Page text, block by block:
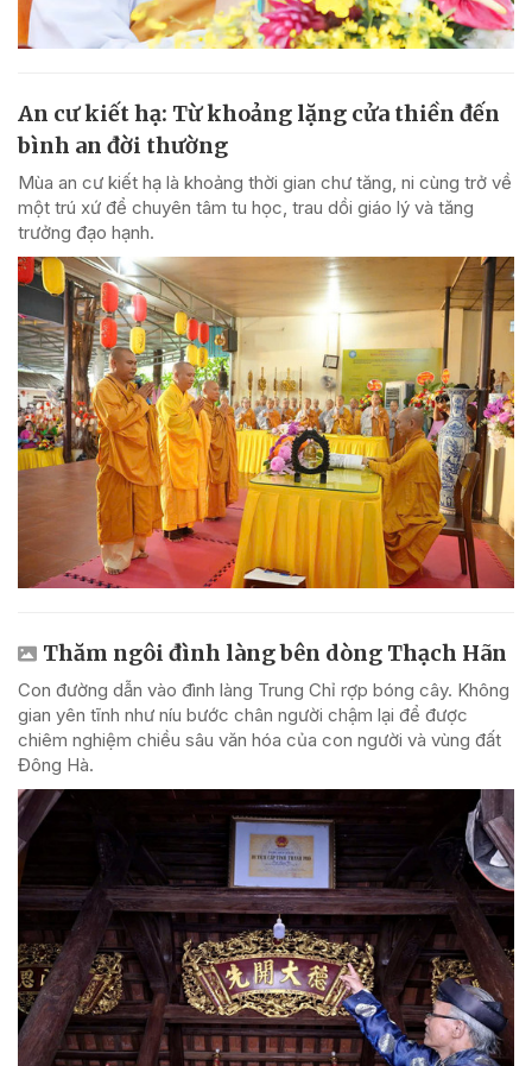
An cư kiết hạ: Từ khoảng lặng cửa thiền đến
bình an đời thường
Mùa an cư kiết hạ là khoảng thời gian chư tăng, ni cùng trở về
một trú xứ để chuyên tâm tu học, trau dồi giáo lý và tăng
trưởng đạo hạnh.
Thăm ngôi đình làng bên dòng Thạch Hãn
Con đường dẫn vào đình làng Trung Chỉ rợp bóng cây. Không
gian yên tĩnh như níu bước chân người chậm lại để được
chiêm nghiệm chiều sâu văn hóa của con người và vùng đất
Đông Hà.